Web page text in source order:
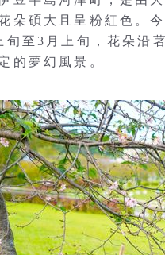
朵碩大且呈粉紅色。
旬至3月上旬，花朵沿
的夢幻風景。